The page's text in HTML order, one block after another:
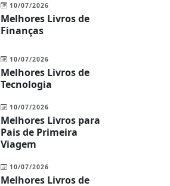
10/07/2026
Melhores Livros de
Finanças
10/07/2026
Melhores Livros de
Tecnologia
10/07/2026
Melhores Livros para
Pais de Primeira
Viagem
10/07/2026
Melhores Livros de